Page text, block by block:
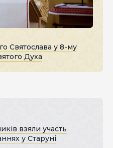
Святослава у 8-му
Духа
взяли участь
у Старуні